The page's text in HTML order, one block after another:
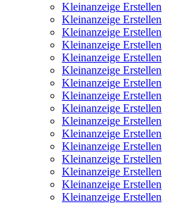
Kleinanzeige Erstellen
Kleinanzeige Erstellen
Kleinanzeige Erstellen
Kleinanzeige Erstellen
Kleinanzeige Erstellen
Kleinanzeige Erstellen
Kleinanzeige Erstellen
Kleinanzeige Erstellen
Kleinanzeige Erstellen
Kleinanzeige Erstellen
Kleinanzeige Erstellen
Kleinanzeige Erstellen
Kleinanzeige Erstellen
Kleinanzeige Erstellen
Kleinanzeige Erstellen
Kleinanzeige Erstellen